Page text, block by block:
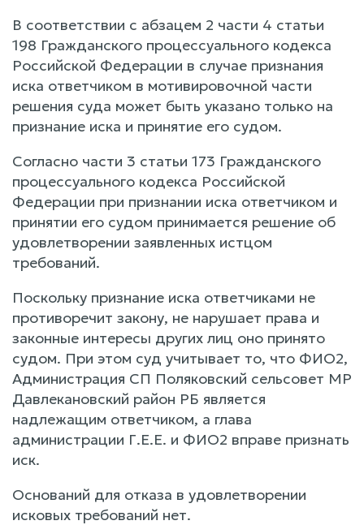
В соответствии с абзацем 2 части 4 статьи
198 Гражданского процессуального кодекса
Российской Федерации в случае признания
иска ответчиком в мотивировочной части
решения суда может быть указано только на
признание иска и принятие его судом.
Согласно части 3 статьи 173 Гражданского
процессуального кодекса Российской
Федерации при признании иска ответчиком и
принятии его судом принимается решение об
удовлетворении заявленных истцом
требований.
Поскольку признание иска ответчиками не
противоречит закону, не нарушает права и
законные интересы других лиц оно принято
судом. При этом суд учитывает то, что ФИО2,
Администрация СП Поляковский сельсовет МР
Давлекановский район РБ является
надлежащим ответчиком, а глава
администрации Г.Е.Е. и ФИО2 вправе признать
иск.
Оснований для отказа в удовлетворении
исковых требований нет.